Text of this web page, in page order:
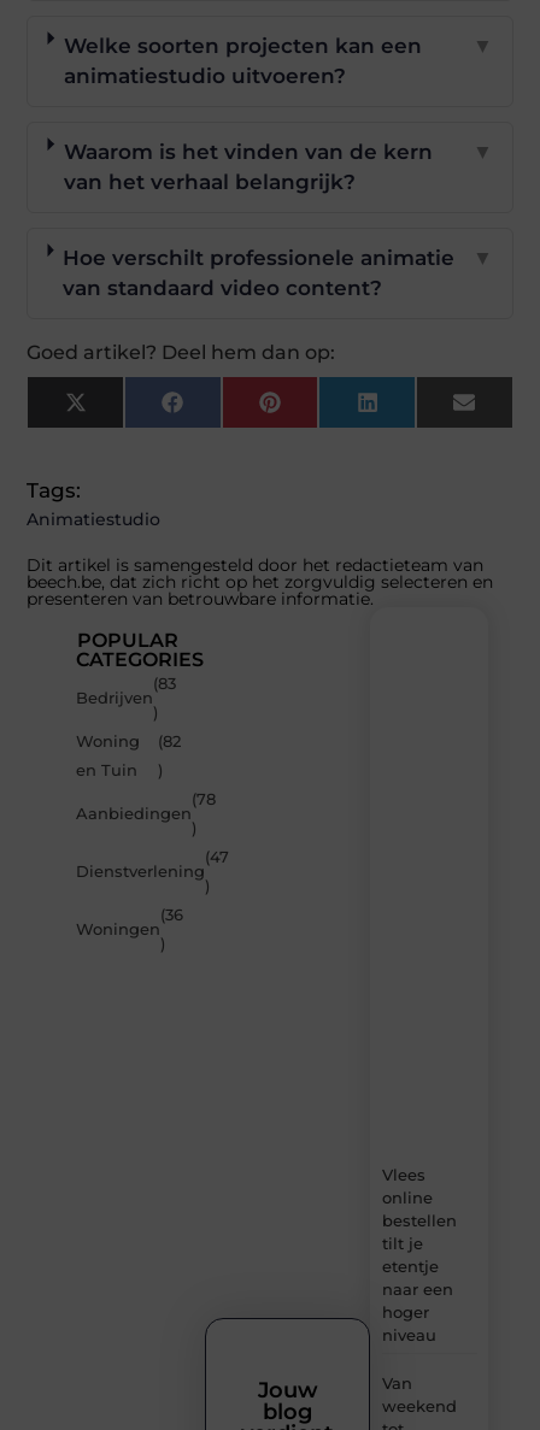
Welke soorten projecten kan een
animatiestudio uitvoeren?
▼
Waarom is het vinden van de kern
van het verhaal belangrijk?
▼
Hoe verschilt professionele animatie
van standaard video content?
▼
Goed artikel? Deel hem dan op:
X
(Twitter)
FacebookPinterestLinkedInEmail
Tags:
Animatiestudio
Dit artikel is samengesteld door het redactieteam van
beech.be, dat zich richt op het zorgvuldig selecteren en
presenteren van betrouwbare informatie.
POPULAR
CATEGORIES
Bedrijven
(83
)
Woning
en Tuin
(82
)
Aanbiedingen
(78
)
Dienstverlening
(47
)
Woningen
(36
)
Vlees
online
bestellen
tilt je
etentje
naar een
hoger
niveau
Van
weekend
Jouw
blog